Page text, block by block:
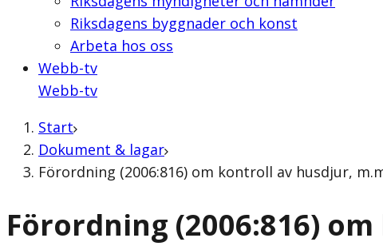
Riksdagens byggnader och konst
Arbeta hos oss
Webb-tv
Webb-tv
Start
Dokument & lagar
Förordning (2006:816) om kontroll av husdjur,
Förordning (2006:816)